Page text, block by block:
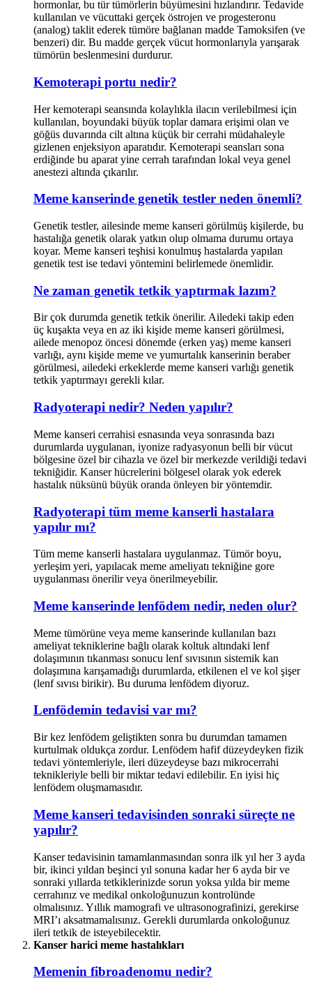
hormonlar, bu tür tümörlerin büyümesini hızlandırır. Tedavide
kullanılan ve vücuttaki gerçek östrojen ve progesteronu
(analog) taklit ederek tümöre bağlanan madde Tamoksifen (ve
benzeri) dir. Bu madde gerçek vücut hormonlarıyla yarışarak
tümörün beslenmesini durdurur.
Kemoterapi portu nedir?
Her kemoterapi seansında kolaylıkla ilacın verilebilmesi için
kullanılan, boyundaki büyük toplar damara erişimi olan ve
göğüs duvarında cilt altına küçük bir cerrahi müdahaleyle
gizlenen enjeksiyon aparatıdır. Kemoterapi seansları sona
erdiğinde bu aparat yine cerrah tarafından lokal veya genel
anestezi altında çıkarılır.
Meme kanserinde genetik testler neden önemli?
Genetik testler, ailesinde meme kanseri görülmüş kişilerde, bu
hastalığa genetik olarak yatkın olup olmama durumu ortaya
koyar. Meme kanseri teşhisi konulmuş hastalarda yapılan
genetik test ise tedavi yöntemini belirlemede önemlidir.
Ne zaman genetik tetkik yaptırmak lazım?
Bir çok durumda genetik tetkik önerilir. Ailedeki takip eden
üç kuşakta veya en az iki kişide meme kanseri görülmesi,
ailede menopoz öncesi dönemde (erken yaş) meme kanseri
varlığı, aynı kişide meme ve yumurtalık kanserinin beraber
görülmesi, ailedeki erkeklerde meme kanseri varlığı genetik
tetkik yaptırmayı gerekli kılar.
Radyoterapi nedir? Neden yapılır?
Meme kanseri cerrahisi esnasında veya sonrasında bazı
durumlarda uygulanan, iyonize radyasyonun belli bir vücut
bölgesine özel bir cihazla ve özel bir merkezde verildiği tedavi
tekniğidir. Kanser hücrelerini bölgesel olarak yok ederek
hastalık nüksünü büyük oranda önleyen bir yöntemdir.
Radyoterapi tüm meme kanserli hastalara
yapılır mı?
Tüm meme kanserli hastalara uygulanmaz. Tümör boyu,
yerleşim yeri, yapılacak meme ameliyatı tekniğine gore
uygulanması önerilir veya önerilmeyebilir.
Meme kanserinde lenfödem nedir, neden olur?
Meme tümörüne veya meme kanserinde kullanılan bazı
ameliyat tekniklerine bağlı olarak koltuk altındaki lenf
dolaşımının tıkanması sonucu lenf sıvısının sistemik kan
dolaşımına karışamadığı durumlarda, etkilenen el ve kol şişer
(lenf sıvısı birikir). Bu duruma lenfödem diyoruz.
Lenfödemin tedavisi var mı?
Bir kez lenfödem geliştikten sonra bu durumdan tamamen
kurtulmak oldukça zordur. Lenfödem hafif düzeydeyken fizik
tedavi yöntemleriyle, ileri düzeydeyse bazı mikrocerrahi
teknikleriyle belli bir miktar tedavi edilebilir. En iyisi hiç
lenfödem oluşmamasıdır.
Meme kanseri tedavisinden sonraki süreçte ne
yapılır?
Kanser tedavisinin tamamlanmasından sonra ilk yıl her 3 ayda
bir, ikinci yıldan beşinci yıl sonuna kadar her 6 ayda bir ve
sonraki yıllarda tetkiklerinizde sorun yoksa yılda bir meme
cerrahınız ve medikal onkoloğunuzun kontrolünde
olmalısınız. Yıllık mamografi ve ultrasonografinizi, gerekirse
MRI’ı aksatmamalısınız. Gerekli durumlarda onkoloğunuz
ileri tetkik de isteyebilecektir.
Kanser harici meme hastalıkları
Memenin fibroadenomu nedir?